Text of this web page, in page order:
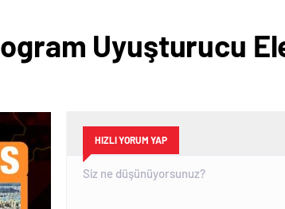
Uyuşturucu
HIZLI YORUM YAP